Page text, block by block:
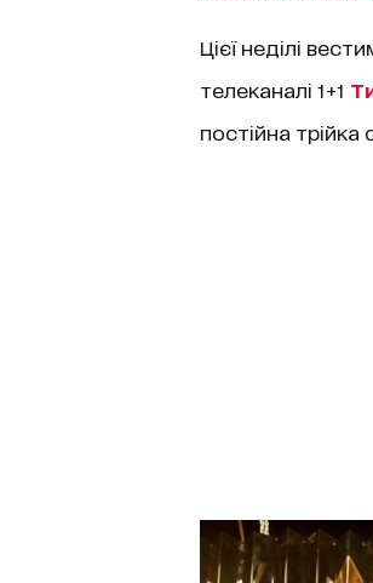
Цієї неділі
телеканалі 1+1
постійна